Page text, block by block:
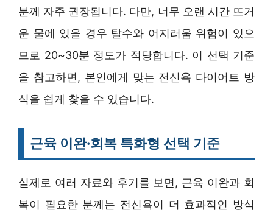
분께 자주 권장됩니다. 다만, 너무 오랜 시간 뜨거
운 물에 있을 경우 탈수와 어지러움 위험이 있으
므로 20~30분 정도가 적당합니다. 이 선택 기준
을 참고하면, 본인에게 맞는 전신욕 다이어트 방
식을 쉽게 찾을 수 있습니다.
근육 이완·회복 특화형 선택 기준
실제로 여러 자료와 후기를 보면, 근육 이완과 회
복이 필요한 분께는 전신욕이 더 효과적인 방식